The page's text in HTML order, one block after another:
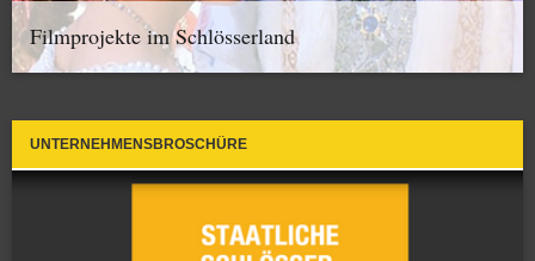
Filmprojekte im Schlösserland
UNTERNEHMENSBROSCHÜRE